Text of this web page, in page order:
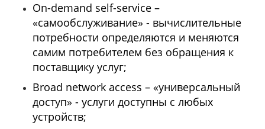
On-demand self-service –
«самообслуживание» - вычислительные
потребности определяются и меняются
самим потребителем без обращения к
поставщику услуг;
Broad network access – «универсальный
доступ» - услуги доступны с любых
устройств;